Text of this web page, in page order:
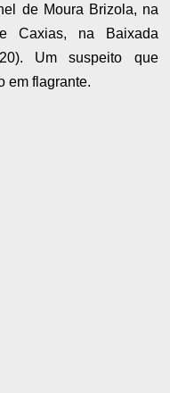
de Moura Brizola, na
Caxias, na Baixada
Um suspeito que
em flagrante.